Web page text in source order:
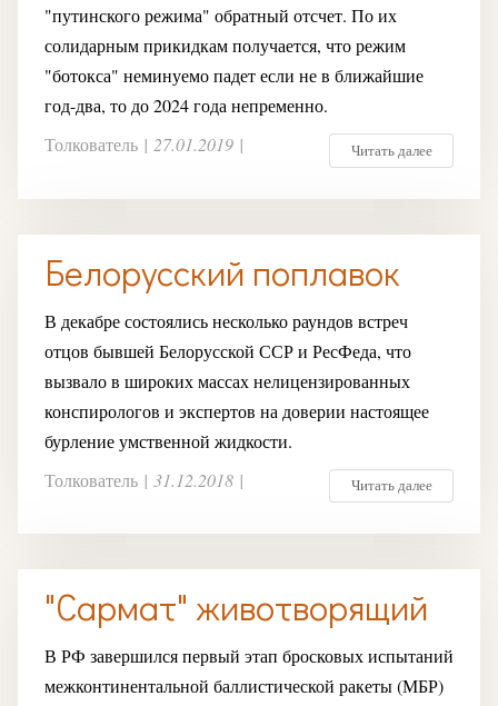
"путинского режима" обратный отсчет. По их
солидарным прикидкам получается, что режим
"ботокса" неминуемо падет если не в ближайшие
год-два, то до 2024 года непременно.
Читать далее
Толкователь | 27.01.2019 |
Белорусский поплавок
В декабре состоялись несколько раундов встреч
отцов бывшей Белорусской ССР и РесФеда, что
вызвало в широких массах нелицензированных
конспирологов и экспертов на доверии настоящее
бурление умственной жидкости.
Читать далее
Толкователь | 31.12.2018 |
"Сармат" животворящий
В РФ завершился первый этап бросковых испытаний
межконтинентальной баллистической ракеты (МБР)